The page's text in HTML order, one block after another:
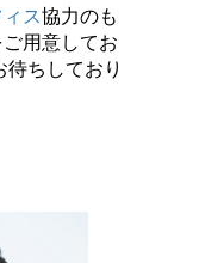
ス協力のも
用意してお
待ちしており